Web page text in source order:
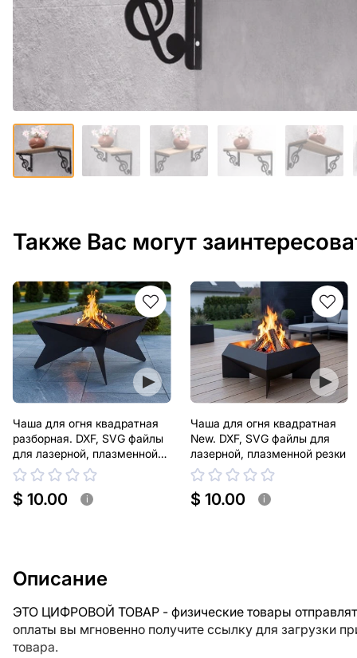
Также Вас могут
Чаша для огня квадратная
разборная. DXF, SVG файлы
для лазерной, плазменной
резки
$ 10.00 i
Чаша для огня квадратная
New. DXF, SVG файлы для
лазерной, плазменной резки
$ 10.00 i
Описание
ЭТО ЦИФРОВОЙ ТОВАР - физические товары
оплаты вы мгновенно получите ссылку для загрузки
товара.